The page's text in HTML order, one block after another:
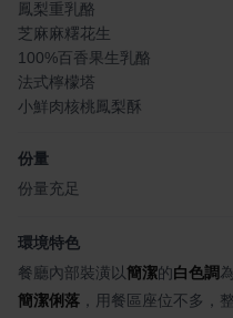
鳳梨重乳酪
芝麻麻糬花生
100%百香果生乳酪
法式檸檬塔
小鮮肉核桃鳳梨酥
份量
份量充足
環境特色
餐廳內部裝潢以簡潔的白色調
簡潔俐落 ，用餐區座位不多，